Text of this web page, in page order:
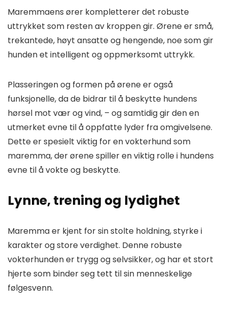
Maremmaens ører kompletterer det robuste
uttrykket som resten av kroppen gir. Ørene er små,
trekantede, høyt ansatte og hengende, noe som gir
hunden et intelligent og oppmerksomt uttrykk.
Plasseringen og formen på ørene er også
funksjonelle, da de bidrar til å beskytte hundens
hørsel mot vær og vind, – og samtidig gir den en
utmerket evne til å oppfatte lyder fra omgivelsene.
Dette er spesielt viktig for en vokterhund som
maremma, der ørene spiller en viktig rolle i hundens
evne til å vokte og beskytte.
Lynne, trening og lydighet
Maremma er kjent for sin stolte holdning, styrke i
karakter og store verdighet. Denne robuste
vokterhunden er trygg og selvsikker, og har et stort
hjerte som binder seg tett til sin menneskelige
følgesvenn.